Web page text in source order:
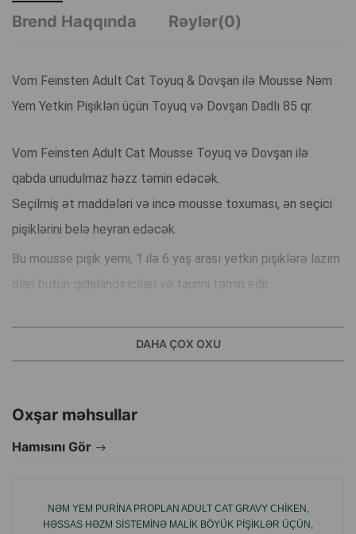
Brend Haqqında
Rəylər(0)
Vom Feinsten Adult Cat Toyuq & Dovşan ilə Mousse Nəm
Yem Yetkin Pişikləri üçün Toyuq və Dovşan Dadlı 85 qr.
Vom Feinsten Adult Cat Mousse Toyuq və Dovşan ilə
qabda unudulmaz həzz təmin edəcək.
Seçilmiş ət maddələri və incə mousse toxuması, ən seçici
pişiklərini belə heyran edəcək.
Bu mousse pişik yemi, 1 ilə 6 yaş arası yetkin pişiklərə lazım
olan bütün qidalandırıcıları və taurini təmin edir.
DAHA ÇOX OXU
Oxşar məhsullar
Hamısını Gör
NƏM YEM PURINA PROPLAN ADULT CAT GRAVY CHIKEN,
HƏSSAS HƏZM SISTEMINƏ MALIK BÖYÜK PIŞIKLƏR ÜÇÜN,